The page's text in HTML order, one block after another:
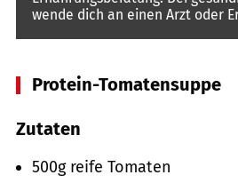
wende dich an einen Arzt oder
Protein-Tomatensuppe
Zutaten
500g reife Tomaten